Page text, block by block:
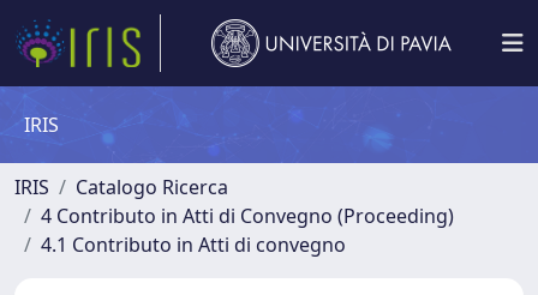
IRIS
IRIS
Catalogo Ricerca
4 Contributo in Atti di Convegno (Proceeding)
4.1 Contributo in Atti di convegno